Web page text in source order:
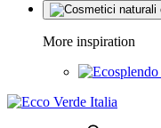
More inspiration